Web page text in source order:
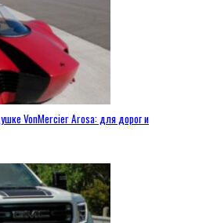
VonMercier Arosa: для дорог и